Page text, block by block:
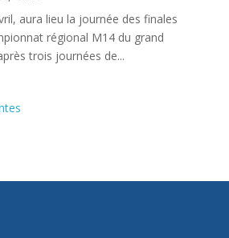
aura lieu la journée des finales
régional M14 du grand
trois journées de...